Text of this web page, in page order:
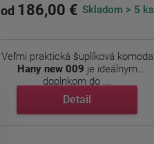
od 186,00 € Skladom > 5 ks
Veľmi praktická šuplíková komoda
Hany new 009 je ideálnym
doplnkom do ...
Detail